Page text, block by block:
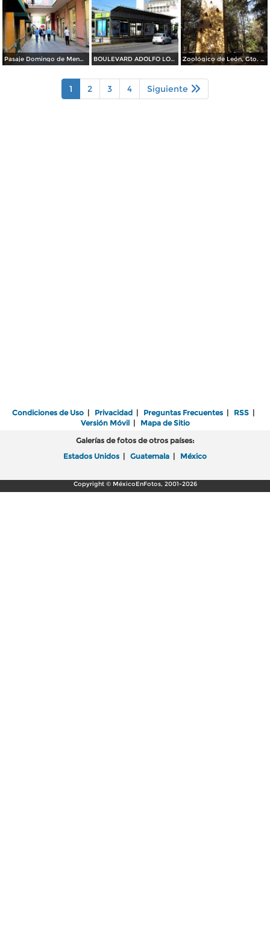
Pasaje Domingo de Mendiola BOULEVARD ADOLFO LOPEZ MATEOS Zoológico de León, Gto. Noviembre/2012
1 2 3 4 Siguiente
Condiciones de Uso | Privacidad | Preguntas Frecuentes | RSS |
Versión Móvil| Mapa de Sitio
Galerías de fotos de otros países:
Estados Unidos | Guatemala | México
Copyright © MéxicoEnFotos, 2001-2026